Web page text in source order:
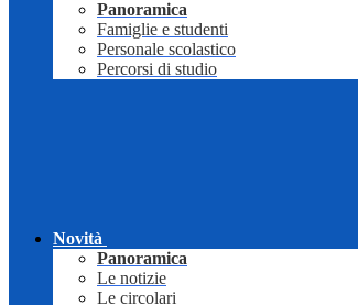
Panoramica
Famiglie e studenti
Personale scolastico
Percorsi di studio
Novità
Panoramica
Le notizie
Le circolari